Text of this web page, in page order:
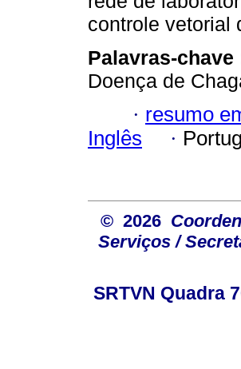
controle vetorial
Palavras-chave
Doença de
· resumo
Inglês
·
© 2026
Serviços /
SRTVN Quadra